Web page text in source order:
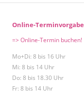
Online-Terminvorgabe
=> Online-Termin buchen!
Mo+Di: 8 bis 16 Uhr
Mi: 8 bis 14 Uhr
Do: 8 bis 18.30 Uhr
Fr: 8 bis 14 Uhr